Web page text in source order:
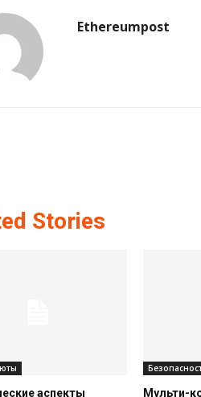
Ethereumpost
Stories
аспекты Мульти-